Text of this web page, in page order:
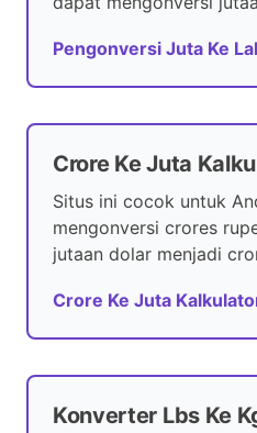
Pengonversi Juta Ke
Crore Ke Juta
Situs ini cocok untuk
mengonversi crores
jutaan dolar menjadi
Crore Ke Juta
Konverter Lbs Ke